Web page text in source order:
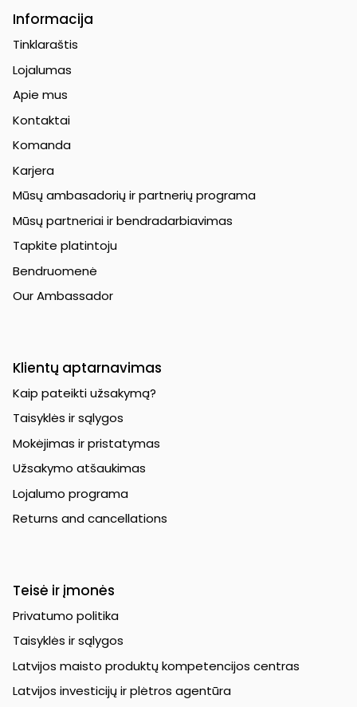
Informacija
Tinklaraštis
Lojalumas
Apie mus
Kontaktai
Komanda
Karjera
Mūsų ambasadorių ir partnerių programa
Mūsų partneriai ir bendradarbiavimas
Tapkite platintoju
Bendruomenė
Our Ambassador
Klientų aptarnavimas
Kaip pateikti užsakymą?
Taisyklės ir sąlygos
Mokėjimas ir pristatymas
Užsakymo atšaukimas
Lojalumo programa
Returns and cancellations
Teisė ir įmonės
Privatumo politika
Taisyklės ir sąlygos
Latvijos maisto produktų kompetencijos centras
Latvijos investicijų ir plėtros agentūra